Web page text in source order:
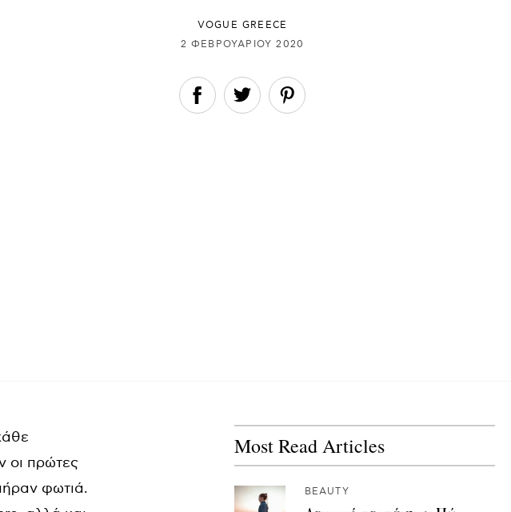
VOGUE GREECE
2 ΦΕΒΡΟΥΑΡΊΟΥ 2020
οι πρώτες
φωτιά.
Most Read Articles
BEAUTY